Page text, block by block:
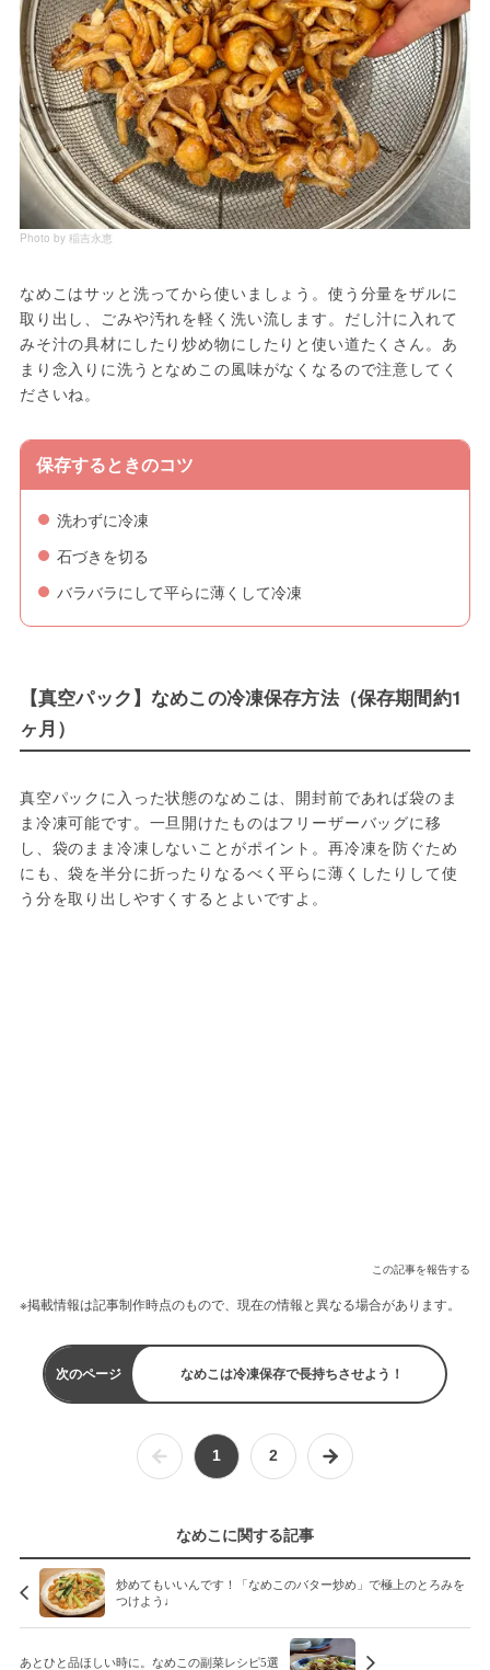
Photo by 稲吉永恵
なめこはサッと洗ってから使いましょう。使う分量をザルに
取り出し、ごみや汚れを軽く洗い流します。だし汁に入れて
みそ汁の具材にしたり炒め物にしたりと使い道たくさん。あ
まり念入りに洗うとなめこの風味がなくなるので注意してく
ださいね。
保存するときのコツ
洗わずに冷凍
石づきを切る
バラバラにして平らに薄くして冷凍
【真空パック】なめこの冷凍保存方法（保存期間約1
ヶ月）
真空パックに入った状態のなめこは、開封前であれば袋のま
ま冷凍可能です。一旦開けたものはフリーザーバッグに移
し、袋のまま冷凍しないことがポイント。再冷凍を防ぐため
にも、袋を半分に折ったりなるべく平らに薄くしたりして使
う分を取り出しやすくするとよいですよ。
この記事を報告する
※掲載情報は記事制作時点のもので、現在の情報と異なる場合があります。
次のページ なめこは冷凍保存で長持ちさせよう！
1 2
なめこに関する記事
炒めてもいいんです！「なめこのバター炒め」で極上のとろみを
つけよう♩
あとひと品ほしい時に。なめこの副菜レシピ5選